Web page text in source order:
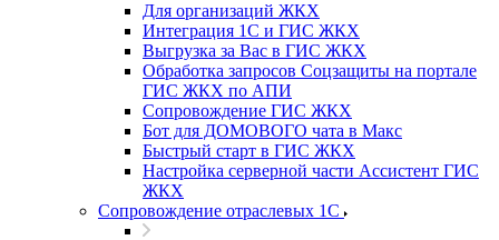
Для организаций ЖКХ
Интеграция 1С и ГИС ЖКХ
Выгрузка за Вас в ГИС ЖКХ
Обработка запросов Соцзащиты на портале
ГИС ЖКХ по АПИ
Сопровождение ГИС ЖКХ
Бот для ДОМОВОГО чата в Макс
Быстрый старт в ГИС ЖКХ
Настройка серверной части Ассистент ГИС
ЖКХ
Сопровождение отраслевых 1С